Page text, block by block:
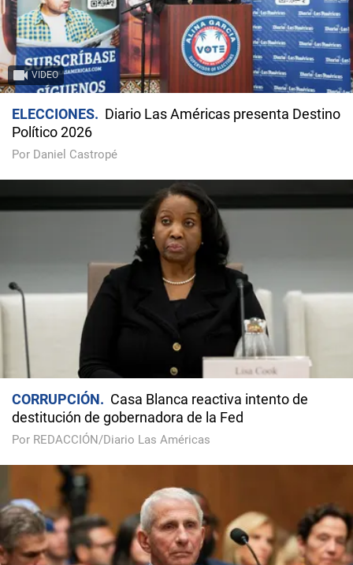
VIDEO
ELECCIONES
Diario Las Américas presenta Destino
Político 2026
Por Daniel Castropé
CORRUPCIÓN
Casa Blanca reactiva intento de
destitución de gobernadora de la Fed
Por REDACCIÓN/Diario Las Américas